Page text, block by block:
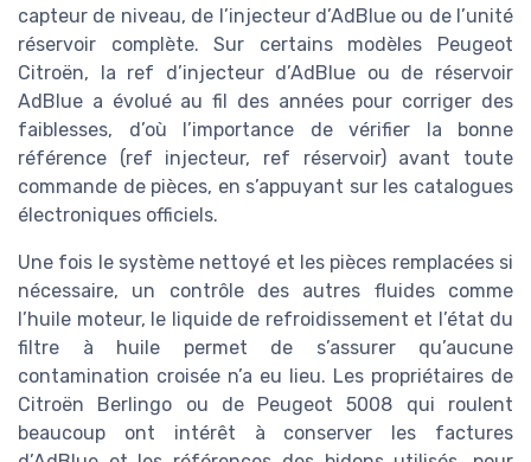
capteur de niveau, de l’injecteur d’AdBlue ou de l’unité
réservoir complète. Sur certains modèles Peugeot
Citroën, la ref d’injecteur d’AdBlue ou de réservoir
AdBlue a évolué au fil des années pour corriger des
faiblesses, d’où l’importance de vérifier la bonne
référence (ref injecteur, ref réservoir) avant toute
commande de pièces, en s’appuyant sur les catalogues
électroniques officiels.
Une fois le système nettoyé et les pièces remplacées si
nécessaire, un contrôle des autres fluides comme
l’huile moteur, le liquide de refroidissement et l’état du
filtre à huile permet de s’assurer qu’aucune
contamination croisée n’a eu lieu. Les propriétaires de
Citroën Berlingo ou de Peugeot 5008 qui roulent
beaucoup ont intérêt à conserver les factures